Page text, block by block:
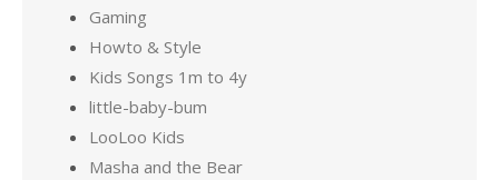
Gaming
Howto & Style
Kids Songs 1m to 4y
little-baby-bum
LooLoo Kids
Masha and the Bear